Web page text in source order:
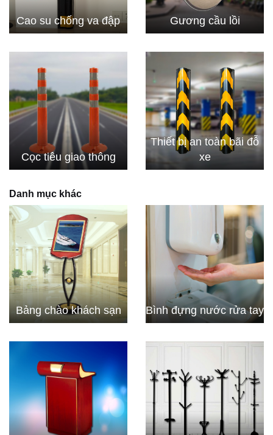
Cao su chống va đập Gương cầu lồi
Cọc tiêu giao thông
Thiết bị an toàn bãi đỗ
xe
Danh mục khác
Bảng chào khách sạn Bình đựng nước rửa tay